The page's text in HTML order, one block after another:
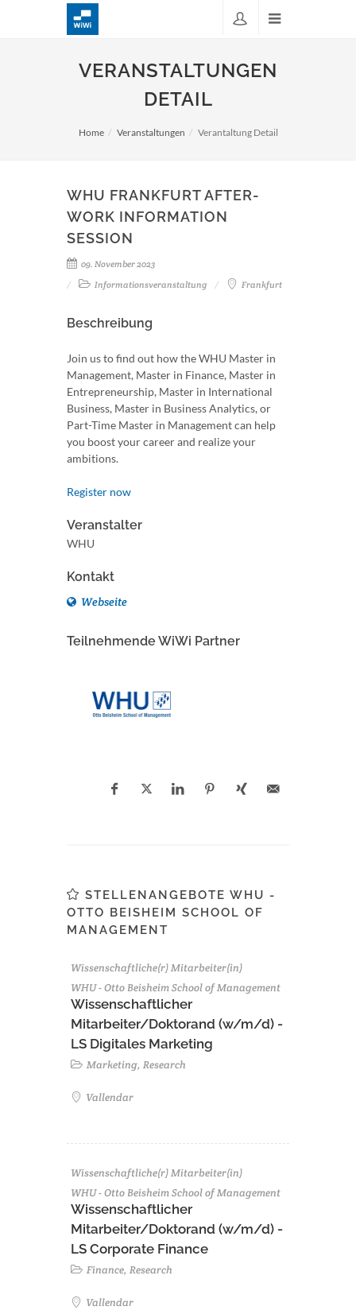
VERANSTALTUNGEN
DETAIL
Home Veranstaltungen Verantaltung Detail
WHU FRANKFURT AFTER-
WORK INFORMATION
SESSION
09. November 2023
Informationsveranstaltung
Frankfurt
Beschreibung
Join us to find out how the WHU Master in
Management, Master in Finance, Master in
Entrepreneurship, Master in International
Business, Master in Business Analytics, or
Part-Time Master in Management can help
you boost your career and realize your
ambitions.
Register now
Veranstalter
WHU
Kontakt
Webseite
Teilnehmende WiWi Partner
STELLENANGEBOTE WHU -
OTTO BEISHEIM SCHOOL OF
MANAGEMENT
Wissenschaftliche(r) Mitarbeiter(in)
WHU - Otto Beisheim School of Management
Wissenschaftlicher
Mitarbeiter/Doktorand (w/m/d) -
LS Digitales Marketing
Marketing, Research
Vallendar
Wissenschaftliche(r) Mitarbeiter(in)
WHU - Otto Beisheim School of Management
Wissenschaftlicher
Mitarbeiter/Doktorand (w/m/d) -
LS Corporate Finance
Finance, Research
Vallendar